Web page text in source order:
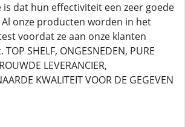
dat hun effectiviteit een zeer goede
onze producten worden in het
voordat ze aan onze klanten
SHELF, ONGESNEDEN, PURE
LEVERANCIER,
KWALITEIT VOOR DE GEGEVEN